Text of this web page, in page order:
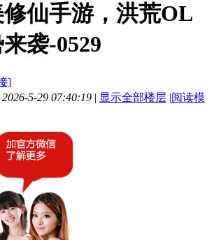
仙手游，洪荒OL
袭-0529
]
5-29 07:40:19 | 显示全部楼层 |阅读模